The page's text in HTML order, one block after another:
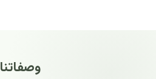
وصفاتنا